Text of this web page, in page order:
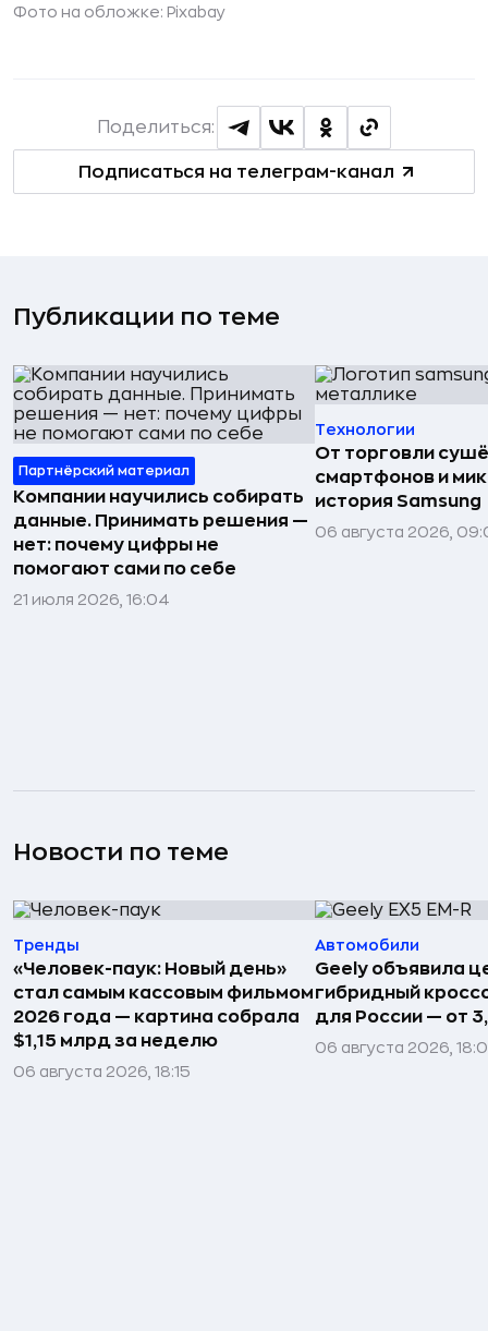
Фото на обложке: Pixabay
Подписаться на телеграм-канал
Поделиться:
Публикации по теме
Партнёрский материал
Компании научились собирать
данные. Принимать решения —
нет: почему цифры не
помогают сами по себе
21 июля 2026, 16:04
Технологии
От торговли
смартфонов и
история Samsung
06 августа 2026,
Новости по теме
Тренды
«Человек-паук: Новый день»
стал самым кассовым фильмом
2026 года — картина собрала
$1,15 млрд за неделю
06 августа 2026, 18:15
Автомобили
Geely объявила
гибридный
для России — от
06 августа 2026,